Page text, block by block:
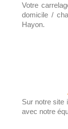
Votre
domicile /
Hayon.
Sur notre site
avec notre